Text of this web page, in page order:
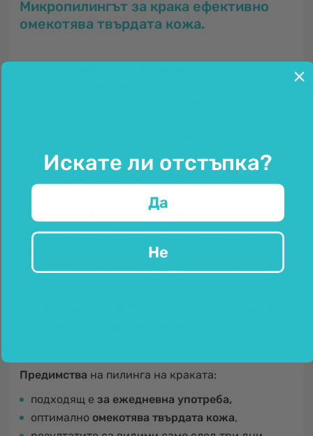
Микропилингът за крака ефективно
омекотява твърдата кожа.
допринасят:
интензивно
овлажнява
активните растителни стволови клетки, които
играят роля врегенерациятана кожата,
семената от копър на прах (
прахът от кайсиеви ядки (
Предимства на пилинга на краката:
подходящ е за ежедневна употреба,
оптимално омекотява твърдата кожа,
Искате ли отстъпка?
Да
Не